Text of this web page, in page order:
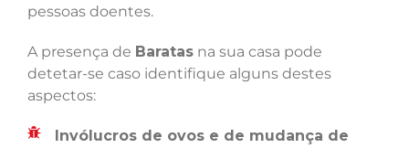
pessoas doentes.
A presença de Baratas na sua casa pode
detetar-se caso identifique alguns destes
aspectos:
Invólucros de ovos e de mudança de